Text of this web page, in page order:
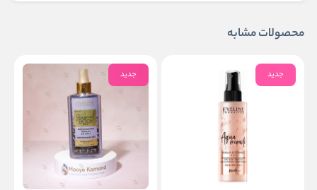
محصولات مشابه
جدید جدید